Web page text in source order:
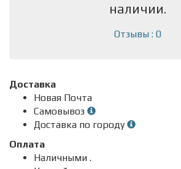
наличии.
Отзывы : 0
Доставка
Новая Почта
Самовывоз
Доставка по городу
Оплата
Наличными .